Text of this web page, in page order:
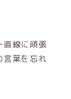
直線に頑張
言葉を忘れ